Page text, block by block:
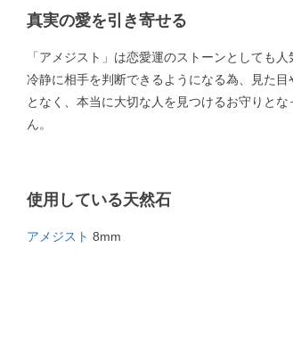
真実の愛を引き寄せる
「アメジスト」は恋愛運のストーンとしても人
冷静に相手を判断できるようになる為、見た目
となく、本当に大切な人を見つけるお守りと
ん。
使用している天然石
アメジスト 8mm